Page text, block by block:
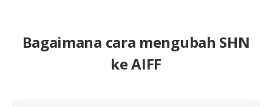
Bagaimana cara mengubah SHN
ke AIFF